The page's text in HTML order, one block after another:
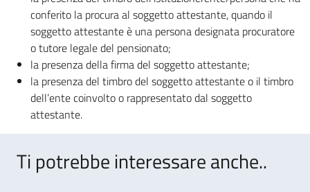
conferito la procura al soggetto attestante, quando il
soggetto attestante è una persona designata procuratore
o tutore legale del pensionato;
la presenza della firma del soggetto attestante;
la presenza del timbro del soggetto attestante o il timbro
dell’ente coinvolto o rappresentato dal soggetto
attestante.
Ti potrebbe interessare anche..